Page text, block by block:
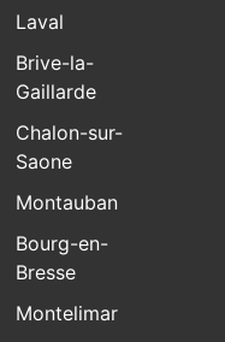
Laval
Brive-la-
Gaillarde
Chalon-sur-
Saone
Montauban
Bourg-en-
Bresse
Montelimar